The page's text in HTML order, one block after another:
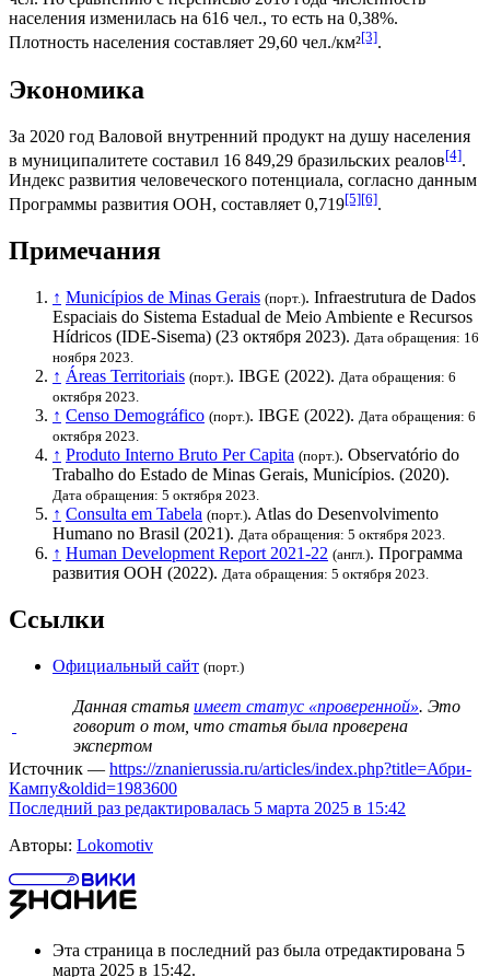
населения изменилась на 616 чел., то есть на 0,38%.
Плотность населения составляет 29,60 чел./км²[3].
Экономика
За 2020 год Валовой внутренний продукт на душу населения
в муниципалитете составил 16 849,29 бразильских реалов[4].
Индекс развития человеческого потенциала, согласно данным
Программы развития ООН, составляет 0,719[5][6].
Примечания
↑ Municípios de Minas Gerais (порт.). Infraestrutura de Dados
Espaciais do Sistema Estadual de Meio Ambiente e Recursos
Hídricos (IDE-Sisema) (23 октября 2023). Дата обращения: 16
ноября 2023.
↑ Áreas Territoriais (порт.). IBGE (2022). Дата обращения: 6
октября 2023.
↑ Censo Demográfico (порт.). IBGE (2022). Дата обращения: 6
октября 2023.
↑ Produto Interno Bruto Per Capita (порт.). Observatório do
Trabalho do Estado de Minas Gerais, Municípios. (2020).
Дата обращения: 5 октября 2023.
↑ Consulta em Tabela (порт.). Atlas do Desenvolvimento
Humano no Brasil (2021). Дата обращения: 5 октября 2023.
↑ Human Development Report 2021-22 (англ.). Программа
развития ООН (2022). Дата обращения: 5 октября 2023.
Ссылки
Официальный сайт (порт.)
Данная статья имеет статус «проверенной». Это
говорит о том, что статья была проверена
экспертом
Источник — https://znanierussia.ru/articles/index.php?title=Абри-
Кампу&oldid=1983600
Последний раз редактировалась 5 марта 2025 в 15:42
Авторы: Lokomotiv
Эта страница в последний раз была отредактирована 5
марта 2025 в 15:42.